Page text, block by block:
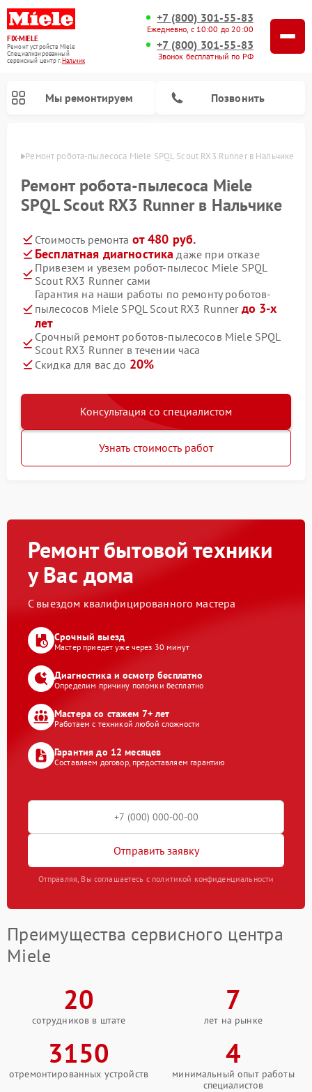
FIX-MIELE
Ремонт устройств Miele
Специализированный
cервисный центр г.Нальчик
+7 (800) 301-55-83
Ежедневно, с 10:00 до 20:00
+7 (800) 301-55-83
Звонок бесплатный по РФ
Мы ремонтируем Позвонить
Ремонт робота-пылесоса Miele SPQL Scout RX3 Runner в Нальчике
Ремонт робота-пылесоса Miele
SPQL Scout RX3 Runner в Нальчике
Стоимость ремонта от 480 руб.
Бесплатная диагностика даже при отказе
Привезем и увезем робот-пылесос Miele SPQL
Scout RX3 Runner сами
Гарантия на наши работы по ремонту роботов-
пылесосов Miele SPQL Scout RX3 Runner до 3-х
лет
Срочный ремонт роботов-пылесосов Miele SPQL
Scout RX3 Runner в течении часа
Скидка для вас до 20%
Консультация со специалистом
Узнать стоимость работ
Ремонт бытовой техники
у Вас дома
С выездом квалифицированного мастера
Срочный выезд
Мастер приедет уже через 30 минут
Диагностика и осмотр бесплатно
Определим причину поломки бесплатно
Мастера со стажем 7+ лет
Работаем с техникой любой сложности
Гарантия до 12 месяцев
Составляем договор, предоставляем гарантию
Отправить заявку
Отправляя, Вы соглашаетесь с политикой конфиденциальности
Преимущества сервисного центра
Miele
20
сотрудников в штате
7
лет на рынке
3150
отремонтированных устройств
4
минимальный опыт работы
специалистов